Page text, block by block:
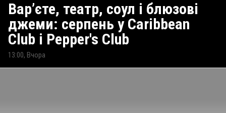
Вар’єте, театр, соул і блюзові
джеми: серпень у Caribbean
Club і Pepper's Club
13:00, Вчора